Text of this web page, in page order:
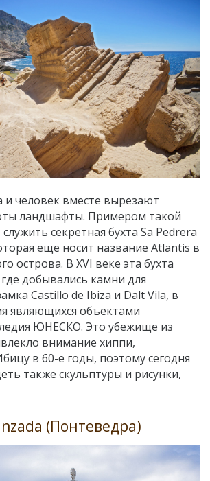
человек вместе вырезают
ландшафты. Примером такой
секретная бухта Sa Pedrera
еще носит название Atlantis в
острова. В ХVI веке эта бухта
добывались камни для
Castillo de Ibiza и Dalt Vila, в
являющихся объектами
ЮНЕСКО. Это убежище из
внимание хиппи,
в 60-е годы, поэтому сегодня
также скульптуры и рисунки,
(Понтеведра)